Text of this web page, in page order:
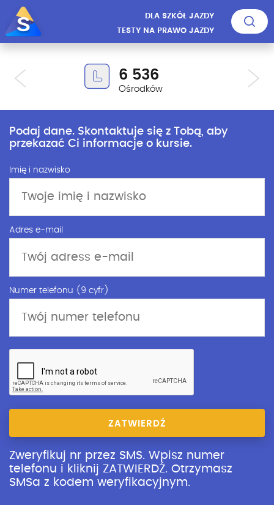
DLA SZKÓŁ JAZDY
TESTY NA PRAWO JAZDY
6 536
Ośrodków
Podaj dane. Skontaktuje się z Tobą, aby
przekazać Ci informacje o kursie.
Imię i nazwisko
Adres e-mail
Numer telefonu (9 cyfr)
ZATWIERDŹ
Zweryfikuj nr przez SMS. Wpisz numer
telefonu i kliknij ZATWIERDŹ. Otrzymasz
SMSa z kodem weryfikacyjnym.